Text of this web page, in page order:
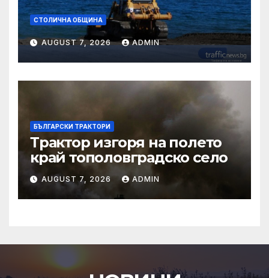
СТОЛИЧНА ОБЩИНА
AUGUST 7, 2026 ADMIN
БЪЛГАРСКИ ТРАКТОРИ
Трактор изгоря на полето
край тополовградско село
AUGUST 7, 2026 ADMIN